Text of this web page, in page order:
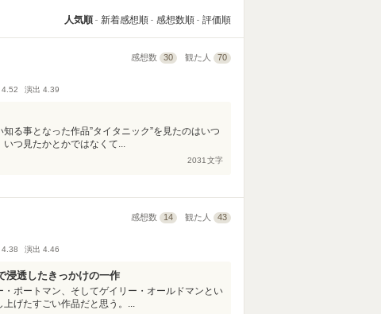
人気順 新着感想順 感想数順 評価順
感想数 30 観た人 70
4.52 演出 4.39
る事となった作品”タイタニック”を見たのはいつ
つ見たかとかではなくて...
2031 文字
感想数 14 観た人 43
4.38 演出 4.46
浸透したきっかけの一作
ポートマン、そしてゲイリー・オールドマンとい
げたすごい作品だと思う。...